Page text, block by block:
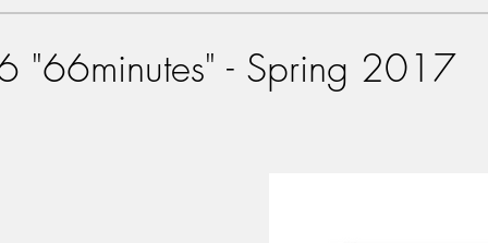
"66minutes" - Spring 2017